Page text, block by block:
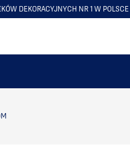
DEKORACYJNYCH NR 1 W POLSCE